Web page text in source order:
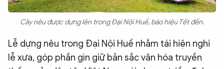
Cây nêu được dựng lên trong Đại Nội Huế, báo hiệu Tết đến.
Lễ dựng nêu trong Đại Nội Huế nhằm tái hiện nghi
lễ xưa, góp phần gìn giữ bản sắc văn hóa truyền